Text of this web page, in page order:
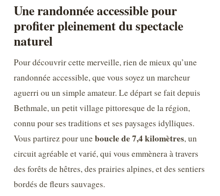
Une randonnée accessible pour
profiter pleinement du spectacle
naturel
Pour découvrir cette merveille, rien de mieux qu’une
randonnée accessible, que vous soyez un marcheur
aguerri ou un simple amateur. Le départ se fait depuis
Bethmale, un petit village pittoresque de la région,
connu pour ses traditions et ses paysages idylliques.
Vous partirez pour une boucle de 7,4 kilomètres, un
circuit agréable et varié, qui vous emmènera à travers
des forêts de hêtres, des prairies alpines, et des sentiers
bordés de fleurs sauvages.